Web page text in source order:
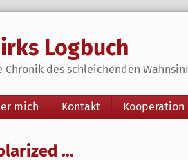
Logbuch
Chronik des schleichenden
mich Kontakt Kooperation
...